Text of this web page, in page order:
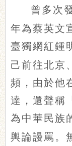
曾多次
年為蔡英文
臺獨網紅鍾
己前往北京
頻，由於他
達，還聲稱
為中華民族
輿論謾罵。